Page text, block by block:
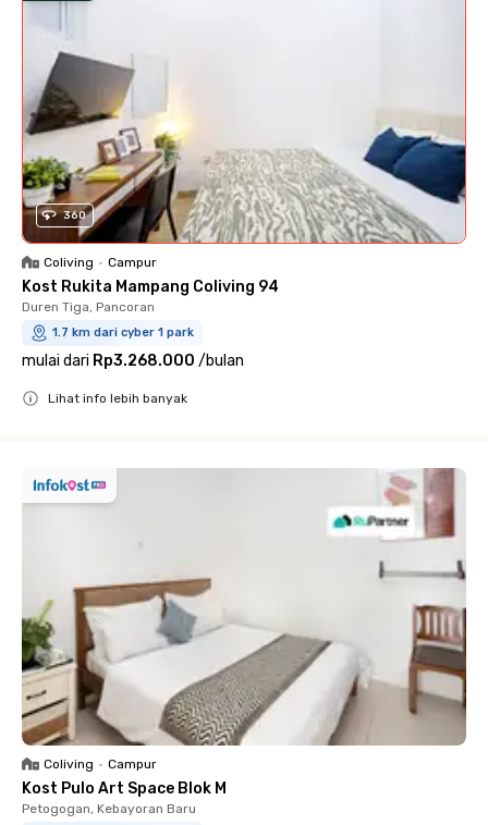
360
Coliving • Campur
Kost Rukita Mampang Coliving 94
Duren Tiga, Pancoran
1.7 km dari cyber 1 park
mulai dari Rp3.268.000 /bulan
Lihat info lebih banyak
Coliving • Campur
Kost Pulo Art Space Blok M
Petogogan, Kebayoran Baru